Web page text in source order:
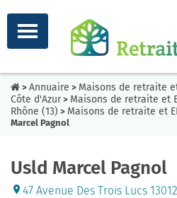
> Annuaire > Maisons de retraite
Côte d'Azur> Maisons de retraite et
Rhône (13) > Maisons de retraite et
Marcel Pagnol
Usld Marcel Pagnol
47 Avenue Des Trois Lucs